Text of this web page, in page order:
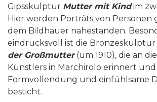
Gipsskulptur Mutter mit Kindim
Hier werden Porträts von Personen
dem Bildhauer nahestanden.
eindrucksvoll ist die Bronzeskulptur
der Großmutter(um 1910), die an
Künstlers in Marchirolo erinnert
Formvollendung und einfühlsame
besticht.